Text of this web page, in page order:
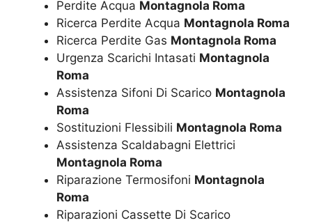
Perdite Acqua Montagnola Roma
Ricerca Perdite Acqua Montagnola Roma
Ricerca Perdite Gas Montagnola Roma
Urgenza Scarichi Intasati Montagnola
Roma
Assistenza Sifoni Di Scarico Montagnola
Roma
Sostituzioni Flessibili Montagnola Roma
Assistenza Scaldabagni Elettrici
Montagnola Roma
Riparazione Termosifoni Montagnola
Roma
Riparazioni Cassette Di Scarico